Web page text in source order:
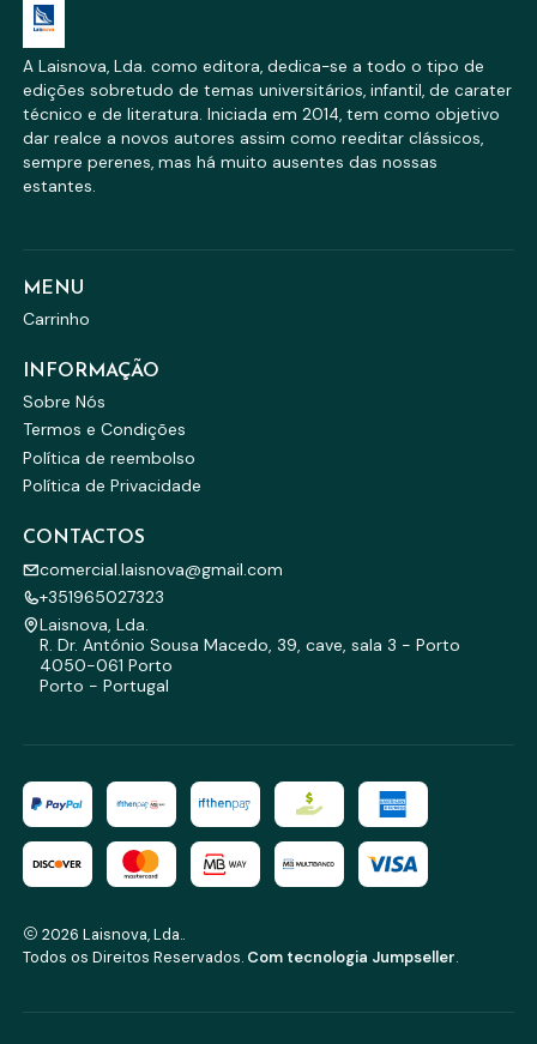
A Laisnova, Lda. como editora, dedica-se a todo o tipo de
edições sobretudo de temas universitários, infantil, de carater
técnico e de literatura. Iniciada em 2014, tem como objetivo
dar realce a novos autores assim como reeditar clássicos,
sempre perenes, mas há muito ausentes das nossas
estantes.
MENU
Carrinho
INFORMAÇÃO
Sobre Nós
Termos e Condições
Política de reembolso
Política de Privacidade
CONTACTOS
comercial.laisnova@gmail.com
+351965027323
Laisnova, Lda.
R. Dr. António Sousa Macedo, 39, cave, sala 3 - Porto
4050-061 Porto
Porto - Portugal
2026 Laisnova, Lda..
Todos os Direitos Reservados. Com tecnologia Jumpseller.